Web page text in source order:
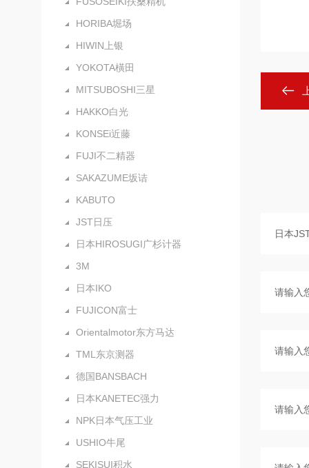
HORIBA堀场
HIWIN上银
YOKOTA橫田
MITSUBOSHI三星
HAKKO白光
KONSEi近藤
FUJI不二精器
SAKAZUME坂诘
KABUTO
JST日压
日本HIROSUGI广杉计器
3M
日本IKO
FUJICON富士
Orientalmotor东方马达
TML东京测器
德国BANSBACH
日本KANETEC强力
NPK日本气压工业
USHIO牛尾
SEKISUI积水